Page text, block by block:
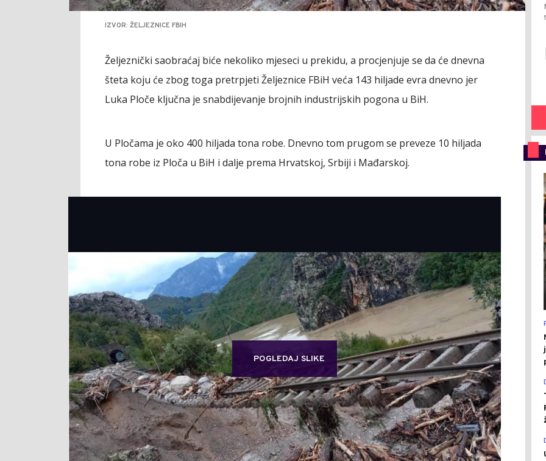
IZVOR: ŽELJEZNICE FBIH
Željeznički saobraćaj biće nekoliko mjeseci u prekidu, a procjenjuje se da će dnevna
šteta koju će zbog toga pretrpjeti Željeznice FBiH veća 143 hiljade evra dnevno jer
Luka Ploče ključna je snabdijevanje brojnih industrijskih pogona u BiH.
U Pločama je oko 400 hiljada tona robe. Dnevno tom prugom se preveze 10 hiljada
tona robe iz Ploča u BiH i dalje prema Hrvatskoj, Srbiji i Mađarskoj.
POGLEDAJ SLIKE